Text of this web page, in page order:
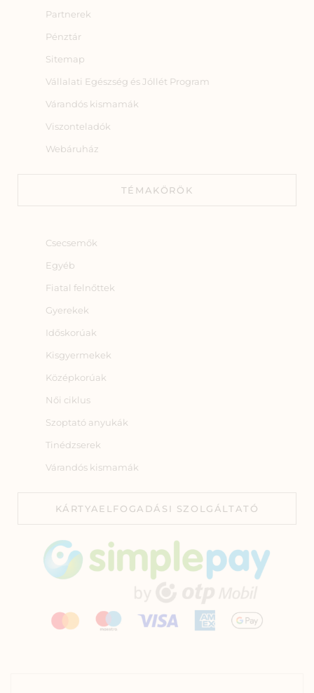
Partnerek
Pénztár
Sitemap
Vállalati Egészség és Jóllét Program
Várandós kismamák
Viszonteladók
Webáruház
TÉMAKÖRÖK
Csecsemők
Egyéb
Fiatal felnőttek
Gyerekek
Időskorúak
Kisgyermekek
Középkorúak
Női ciklus
Szoptató anyukák
Tinédzserek
Várandós kismamák
KÁRTYAELFOGADÁSI SZOLGÁLTATÓ